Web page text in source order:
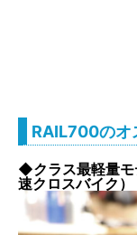
RAIL700のオ
◆クラス最軽量モ
速クロスバイク）